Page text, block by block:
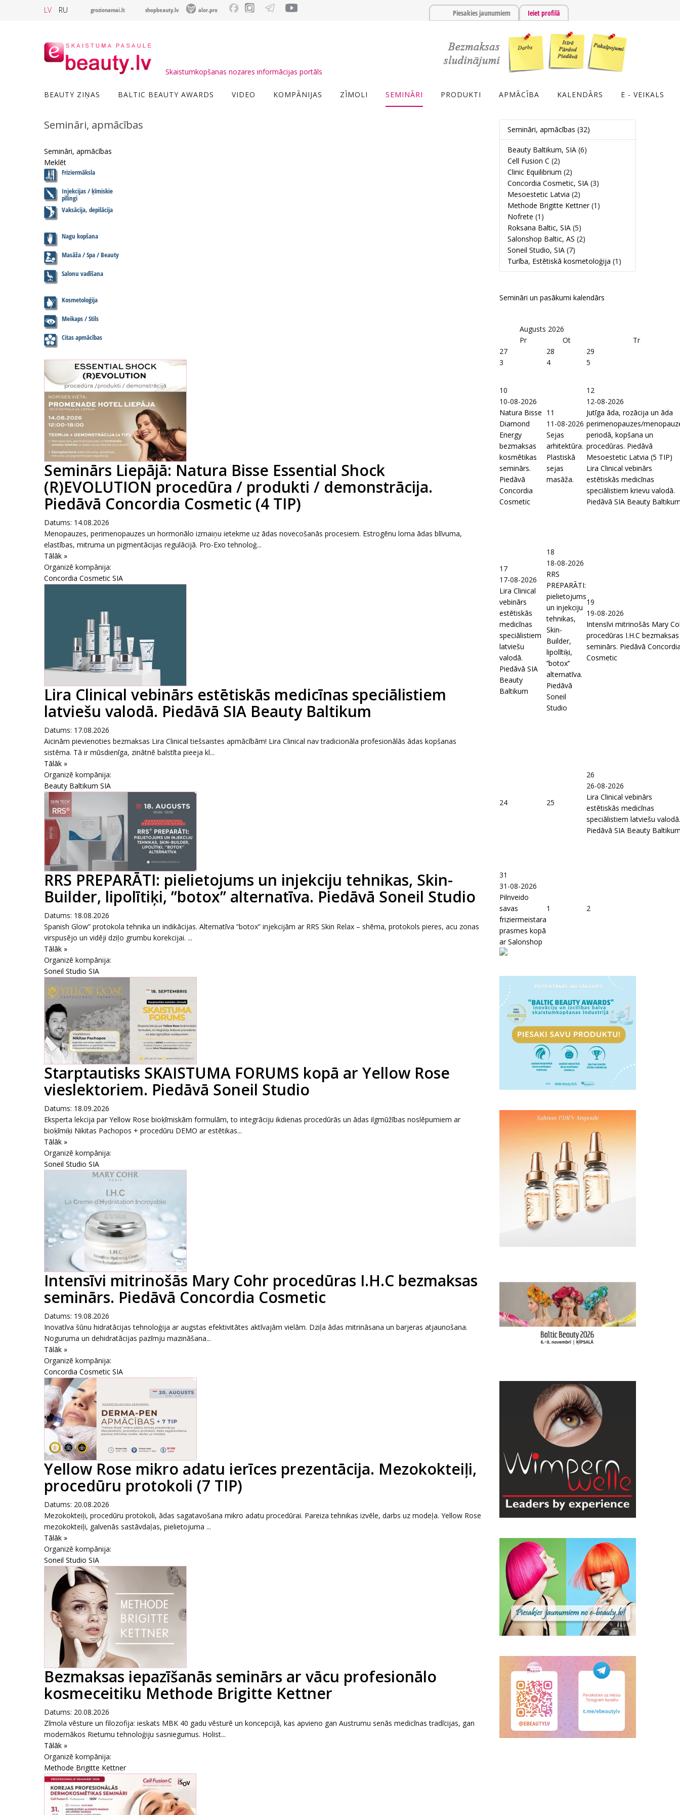
LV RU grozionamai.lt shopbeauty.lv alor.pro Piesakies jaunumiem Ieiet profilā
Skaistumkopšanas nozares informācijas portāls
BEAUTY ZIŅAS BALTIC BEAUTY AWARDS VIDEO KOMPĀNIJAS ZĪMOLI SEMINĀRI PRODUKTI APMĀCĪBA KALENDĀRS E - VEIKALS
Semināri, apmācības
Semināri, apmācības
Meklēt
Friziermāksla
Injekcijas / ķīmiskie
pīlingi
Vaksācija, depilācija
Nagu kopšana
Masāža / Spa / Beauty
Salonu vadīšana
Kosmetoloģija
Meikaps / Stils
Citas apmācības
Seminārs Liepājā: Natura Bisse Essential Shock
(R)EVOLUTION procedūra / produkti / demonstrācija.
Piedāvā Concordia Cosmetic (4 TIP)
Datums: 14.08.2026
Menopauzes, perimenopauzes un hormonālo izmaiņu ietekme uz ādas novecošanās procesiem. Estrogēnu loma ādas blīvuma,
elastības, mitruma un pigmentācijas regulācijā. Pro-Exo tehnoloģ...
Tālāk »
Organizē kompānija:
Concordia Cosmetic SIA
Lira Clinical vebinārs estētiskās medicīnas speciālistiem
latviešu valodā. Piedāvā SIA Beauty Baltikum
Datums: 17.08.2026
Aicinām pievienoties bezmaksas Lira Clinical tiešsaistes apmācībām! Lira Clinical nav tradicionāla profesionālās ādas kopšanas
sistēma. Tā ir mūsdienīga, zinātnē balstīta pieeja kl...
Tālāk »
Organizē kompānija:
Beauty Baltikum SIA
RRS PREPARĀTI: pielietojums un injekciju tehnikas, Skin-
Builder, lipolītiķi, ’’botox’’ alternatīva. Piedāvā Soneil Studio
Datums: 18.08.2026
Spanish Glow” protokola tehnika un indikācijas. Alternatīva “botox” injekcijām ar RRS Skin Relax – shēma, protokols pieres, acu zonas
virspusējo un vidēji dziļo grumbu korekcijai. ...
Tālāk »
Organizē kompānija:
Soneil Studio SIA
Starptautisks SKAISTUMA FORUMS kopā ar Yellow Rose
vieslektoriem. Piedāvā Soneil Studio
Datums: 18.09.2026
Eksperta lekcija par Yellow Rose bioķīmiskām formulām, to integrāciju ikdienas procedūrās un ādas ilgmūžības noslēpumiem ar
bioķīmiķi Nikitas Pachopos + procedūru DEMO ar estētikas...
Tālāk »
Organizē kompānija:
Soneil Studio SIA
Intensīvi mitrinošās Mary Cohr procedūras I.H.C bezmaksas
seminārs. Piedāvā Concordia Cosmetic
Datums: 19.08.2026
Inovatīva šūnu hidratācijas tehnoloģija ar augstas efektivitātes aktīvajām vielām. Dziļa ādas mitrināsana un barjeras atjaunošana.
Noguruma un dehidratācijas pazīmju mazināšana...
Tālāk »
Organizē kompānija:
Concordia Cosmetic SIA
Yellow Rose mikro adatu ierīces prezentācija. Mezokokteiļi,
procedūru protokoli (7 TIP)
Datums: 20.08.2026
Mezokokteiļi, procedūru protokoli, ādas sagatavošana mikro adatu procedūrai. Pareiza tehnikas izvēle, darbs uz modeļa. Yellow Rose
mezokokteiļi, galvenās sastāvdaļas, pielietojuma ...
Tālāk »
Organizē kompānija:
Soneil Studio SIA
Bezmaksas iepazīšanās seminārs ar vācu profesionālo
kosmeceitiku Methode Brigitte Kettner
Datums: 20.08.2026
Zīmola vēsture un filozofija: ieskats MBK 40 gadu vēsturē un koncepcijā, kas apvieno gan Austrumu senās medicīnas tradīcijas, gan
modernākos Rietumu tehnoloģiju sasniegumus. Holist...
Tālāk »
Organizē kompānija:
Methode Brigitte Kettner
Semināri, apmācības (32)
Beauty Baltikum, SIA (6)
Cell Fusion C (2)
Clinic Equilibrium (2)
Concordia Cosmetic, SIA (3)
Mesoestetic Latvia (2)
Methode Brigitte Kettner (1)
Nofrete (1)
Roksana Baltic, SIA (5)
Salonshop Baltic, AS (2)
Soneil Studio, SIA (7)
Turība, Estētiskā kosmetoloģija (1)
Semināri un pasākumi kalendārs
Augusts 2026
Pr
Ot
Tr
27
28
29
3
4 5
10
10-08-2026
Natura Bisse
Diamond
Energy
bezmaksas
kosmētikas
seminārs.
Piedāvā
Concordia
Cosmetic
11
11-08-2026
Sejas
arhitektūra.
Plastiskā
sejas
masāža.
12
12-08-2026
Jutīga āda, rozācija un āda
perimenopauzes/
periodā, kopšana un
procedūras. Piedāvā
Mesoestetic Latvia (5 TIP)
Lira Clinical vebinārs
estētiskās medicīnas
speciālistiem krievu valodā.
Piedāvā SIA Beauty
17
17-08-2026
Lira Clinical
vebinārs
estētiskās
medicīnas
speciālistiem
latviešu
valodā.
Piedāvā SIA
Beauty
Baltikum
18
18-08-2026
RRS
PREPARĀTI:
pielietojums
un injekciju
tehnikas,
Skin-
Builder,
lipolītiķi,
’’botox’’
alternatīva.
Piedāvā
Soneil
Studio
19
19-08-2026
Intensīvi mitrinošās Mary
procedūras I.H.C bezmaksas
seminārs. Piedāvā
Cosmetic
24 25
26
26-08-2026
Lira Clinical vebinārs
estētiskās medicīnas
speciālistiem latviešu valodā.
Piedāvā SIA Beauty
31
31-08-2026
Pilnveido
savas
friziermeistara
prasmes kopā
ar Salonshop
1 2